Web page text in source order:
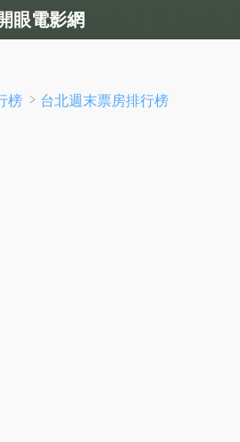
榜 ﹥ 台北週末票房排行榜
眼電影網